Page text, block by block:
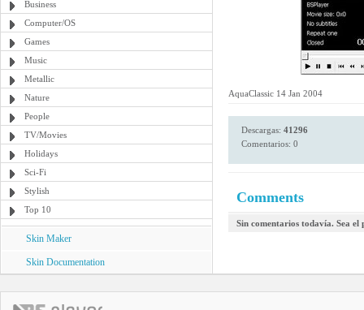
Business
Computer/OS
Games
Music
Metallic
Nature
People
TV/Movies
Holidays
Sci-Fi
Stylish
Top 10
Skin Maker
Skin Documentation
AquaClassic 14 Jan 2004
Descargas: 41296
Comentarios: 0
Comments
Sin comentarios todavía. Sea